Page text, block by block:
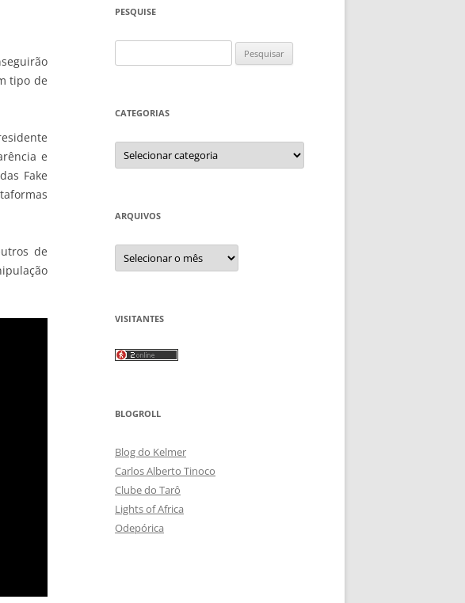
tipo de
e
Fake
de
PESQUISE
por:
CATEGORIAS
Categorias
ARQUIVOS
Arquivos
VISITANTES
BLOGROLL
Blog do Kelmer
Carlos Alberto Tinoco
Clube do Tarô
Lights of Africa
Odepórica